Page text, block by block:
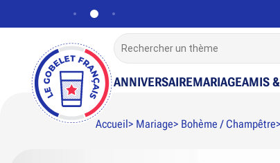
ANNIVERSAIREMARIAGEAMIS
Accueil Mariage Bohème / Champêtre